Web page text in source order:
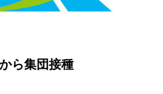
ら集団接種